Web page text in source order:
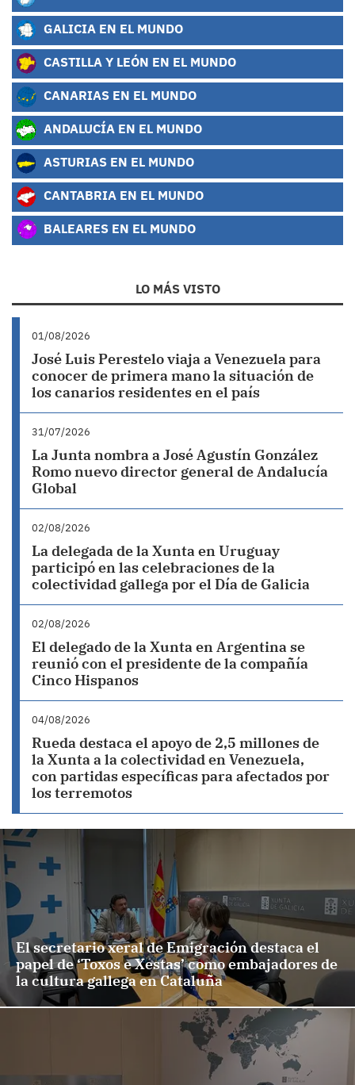
GALICIA EN EL MUNDO
CASTILLA Y LEÓN EN EL MUNDO
CANARIAS EN EL MUNDO
ANDALUCÍA EN EL MUNDO
ASTURIAS EN EL MUNDO
CANTABRIA EN EL MUNDO
BALEARES EN EL MUNDO
LO MÁS VISTO
01/08/2026
José Luis Perestelo viaja a Venezuela para
conocer de primera mano la situación de
los canarios residentes en el país
31/07/2026
La Junta nombra a José Agustín González
Romo nuevo director general de Andalucía
Global
02/08/2026
La delegada de la Xunta en Uruguay
participó en las celebraciones de la
colectividad gallega por el Día de Galicia
02/08/2026
El delegado de la Xunta en Argentina se
reunió con el presidente de la compañía
Cinco Hispanos
04/08/2026
Rueda destaca el apoyo de 2,5 millones de
la Xunta a la colectividad en Venezuela,
con partidas específicas para afectados por
los terremotos
El secretario xeral de Emigración destaca el
papel de ‘Toxos e Xestas’ como embajadores de
la cultura gallega en Cataluña